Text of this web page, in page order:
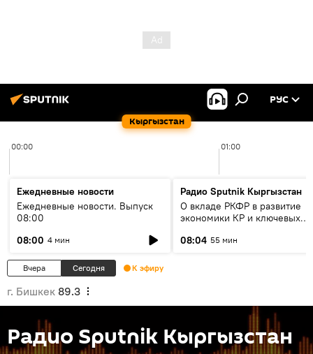
Кыргызстан
РУС
00:00 01:00
Ежедневные новости
Ежедневные новости. Выпуск
08:00
08:00 4 мин
Радио Sputnik Кыргызстан
О вкладе РКФР в развитие
экономики КР и ключевых
08:04 55 мин
Вчера Сегодня К эфиру
г. Бишкек 89.3
Радио Sputnik Кыргызстан